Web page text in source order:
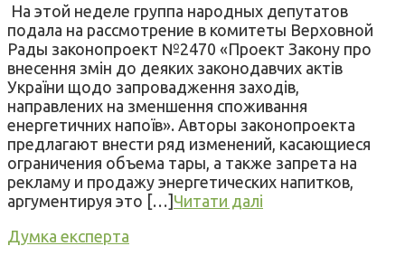
На этой неделе группа народных депутатов
подала на рассмотрение в комитеты Верховной
Рады законопроект №2470 «Проект Закону про
внесення змін до деяких законодавчих актів
України щодо запровадження заходів,
направлених на зменшення споживання
енергетичних напоїв». Авторы законопроекта
предлагают внести ряд изменений, касающиеся
ограничения объема тары, а также запрета на
рекламу и продажу энергетических напитков,
аргументируя это […] Читати далі
Думка експерта